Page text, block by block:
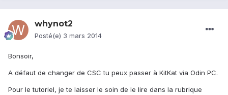
whynot2
Posté(e) 3 mars 2014
Bonsoir,
A défaut de changer de CSC tu peux passer à KitKat via Odin PC.
Pour le tutoriel, je te laisser le soin de le lire dans la rubrique